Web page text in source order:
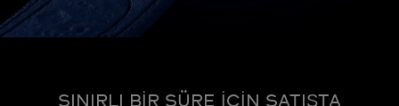
SINIRLI BİR SÜRE İÇİN SATIŞTA